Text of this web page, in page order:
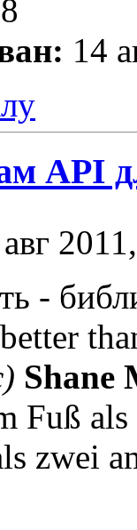
14
API
-
Shane
Fuß
zwei